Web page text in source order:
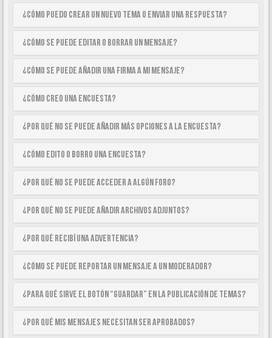
¿Cómo puedo crear un nuevo tema o enviar una respuesta?
¿Cómo se puede editar o borrar un mensaje?
¿Cómo se puede añadir una firma a mi mensaje?
¿Cómo creo una encuesta?
¿Por qué no se puede añadir más opciones a la encuesta?
¿Cómo edito o borro una encuesta?
¿Por qué no se puede acceder a algún foro?
¿Por qué no se puede añadir archivos adjuntos?
¿Por qué recibí una advertencia?
¿Cómo se puede reportar un mensaje a un moderador?
¿Para qué sirve el botón “Guardar” en la publicación de temas?
¿Por qué mis mensajes necesitan ser aprobados?